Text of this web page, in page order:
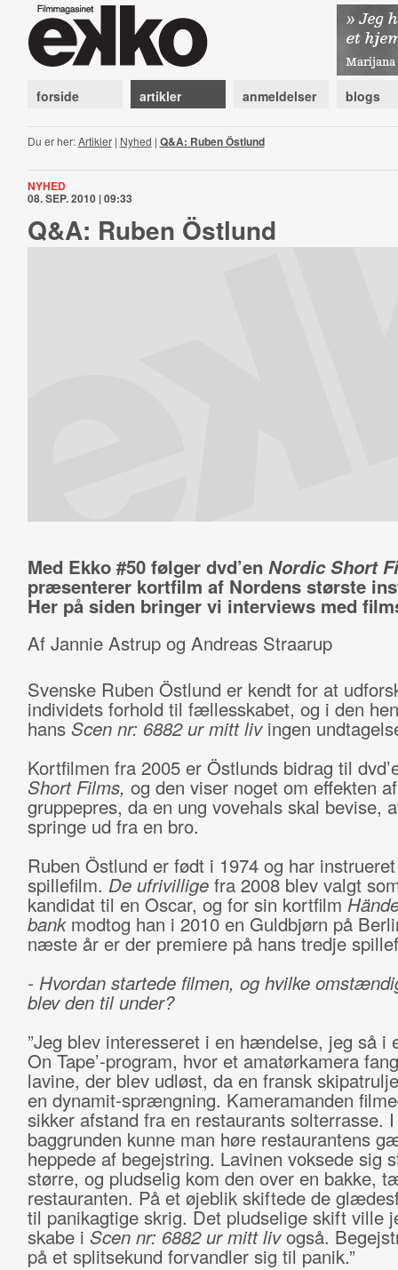
forside artikler anmeldelser blogs
Du er her:Artikler| Nyhed | Q&A: Ruben Östlund
NYHED
08. SEP. 2010 | 09:33
Q&A: Ruben Östlund
Med Ekko #50 følger dvd’en Nordic Short
præsenterer kortfilm af Nordens største
Her på siden bringer vi interviews med
Af Jannie Astrup og Andreas Straarup
Svenske Ruben Östlund er kendt for at
individets forhold til fællesskabet, og i den
hans Scen nr: 6882 ur mitt livingen
Kortfilmen fra 2005 er Östlunds bidrag til
Short Films, og den viser noget om effekten af
gruppepres, da en ung vovehals skal bevise,
springe ud fra en bro.
Ruben Östlund er født i 1974 og har
spillefilm. De ufrivilligefra 2008 blev valgt
kandidat til en Oscar, og for sin kortfilm
bankmodtog han i 2010 en Guldbjørn på
næste år er der premiere på hans tredje
- Hvordan startede filmen, og hvilke
blev den til under?
”Jeg blev interesseret i en hændelse, jeg så i
On Tape’-program, hvor et amatørkamera
lavine, der blev udløst, da en fransk
en dynamit-sprængning. Kameramanden
sikker afstand fra en restaurants solterrasse. I
baggrunden kunne man høre restaurantens
heppede af begejstring. Lavinen voksede sig
større, og pludselig kom den over en bakke,
restauranten. På et øjeblik skiftede de
til panikagtige skrig. Det pludselige skift ville
skabe i Scen nr: 6882 ur mitt livogså.
på et splitsekund forvandler sig til panik.”